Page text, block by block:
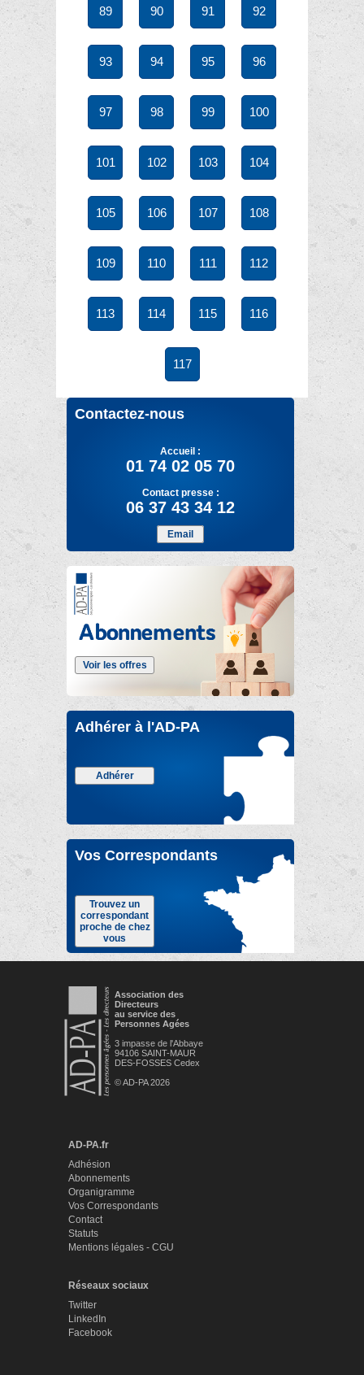
89 90 91 92
93 94 95 96
97 98 99 100
101 102 103 104
105 106 107 108
109 110 111 112
113 114 115 116
117
Contactez-nous
Accueil :
01 74 02 05 70
Contact presse :
06 37 43 34 12
Email
Voir les offres
Adhérer à l'AD-PA
Adhérer
Vos Correspondants
Trouvez un
correspondant
proche de chez
vous
Association des
Directeurs
au service des
Personnes Agées
3 impasse de l'Abbaye
94106 SAINT-MAUR
DES-FOSSES Cedex
© AD-PA 2026
AD-PA.fr
Adhésion
Abonnements
Organigramme
Vos Correspondants
Contact
Statuts
Mentions légales - CGU
Réseaux sociaux
Twitter
LinkedIn
Facebook